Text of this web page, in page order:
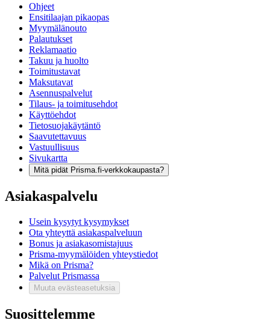
Ohjeet
Ensitilaajan pikaopas
Myymälänouto
Palautukset
Reklamaatio
Takuu ja huolto
Toimitustavat
Maksutavat
Asennuspalvelut
Tilaus- ja toimitusehdot
Käyttöehdot
Tietosuojakäytäntö
Saavutettavuus
Vastuullisuus
Sivukartta
Mitä pidät Prisma.fi-verkkokaupasta?
Asiakaspalvelu
Usein kysytyt kysymykset
Ota yhteyttä asiakaspalveluun
Bonus ja asiakasomistajuus
Prisma-myymälöiden yhteystiedot
Mikä on Prisma?
Palvelut Prismassa
Muuta evästeasetuksia
Suosittelemme